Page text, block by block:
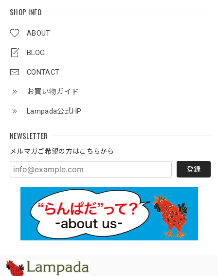
SHOP INFO
ABOUT
BLOG
CONTACT
お買い物ガイド
Lampada公式HP
NEWSLETTER
メルマガご希望の方はこちらから
登録